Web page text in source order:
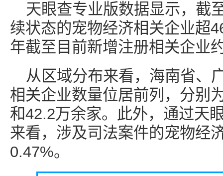
天眼查专业版数据显示，截
续状态的宠物经济相关企业超
年截至目前新增注册相关企业
从区域分布来看，海南省、
相关企业数量位居前列，分别
和42.2万余家。此外，通过天
来看，涉及司法案件的宠物经
0.47%。